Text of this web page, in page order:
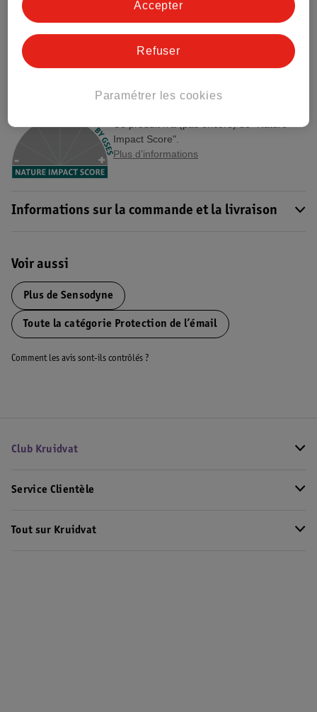
Informations relatives au produit
Informations figurant sur l'étiquette
Nature Impact Score
Impact Score".
Plus d’informations
Informations sur la commande et la livraison
Voir aussi
Plus de Sensodyne
Toute la catégorie Protection de l’émail
Comment les avis sont-ils contrôlés ?
Club Kruidvat
Service Clientèle
Tout sur Kruidvat
Paramétrer les cookies
Refuser
Accepter